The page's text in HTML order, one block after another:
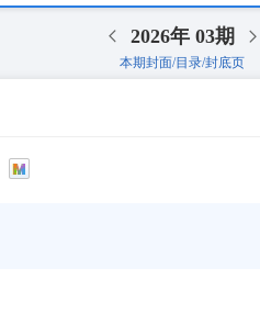
2026年 03期
本期封面/目录/封底页